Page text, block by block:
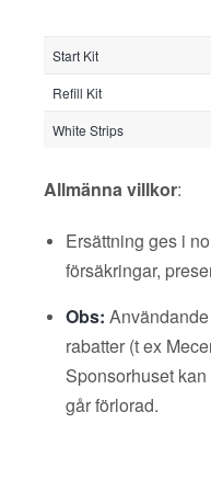
Start Kit
Refill Kit
White Strips
Allmänna villkor:
Ersättning ges i
försäkringar,
Obs:
rabatter (t ex
Sponsorhuset
går förlorad.